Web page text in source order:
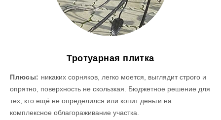
Тротуарная плитка
Плюсы: никаких сорняков, легко моется, выглядит строго и
опрятно, поверхность не скользкая. Бюджетное решение для
тех, кто ещё не определился или копит деньги на
комплексное облагораживание участка.